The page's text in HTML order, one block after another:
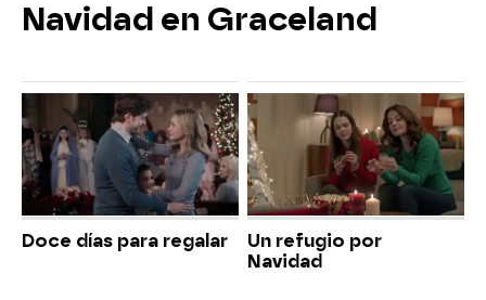
Navidad en Graceland
Doce días para regalar
Un refugio por
Navidad